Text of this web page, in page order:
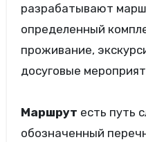
разрабатывают
определенный
проживание,
досуговые
Маршрут есть путь
обозначенный